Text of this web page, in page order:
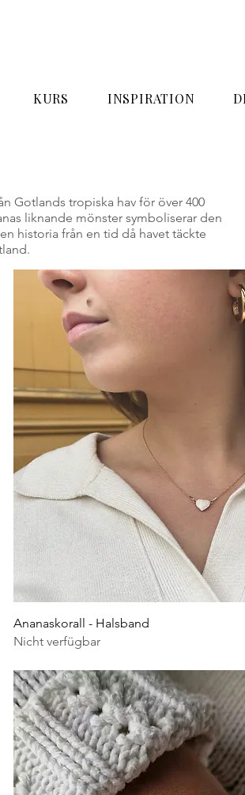
KURS INSPIRATION
Schnellansicht
Ananaskorall - Halsband
Nicht verfügbar
Gotlands tropiska hav för över 400
liknande mönster symboliserar den
historia från en tid då havet täckte